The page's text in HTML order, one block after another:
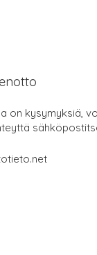
on kysymyksiä,